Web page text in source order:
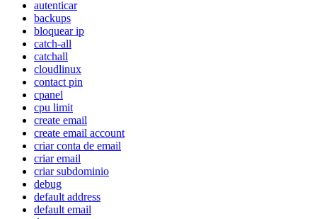
autenticar
backups
bloquear ip
catch-all
catchall
cloudlinux
contact pin
cpanel
cpu limit
create email
create email account
criar conta de email
criar email
criar subdominio
debug
default address
default email